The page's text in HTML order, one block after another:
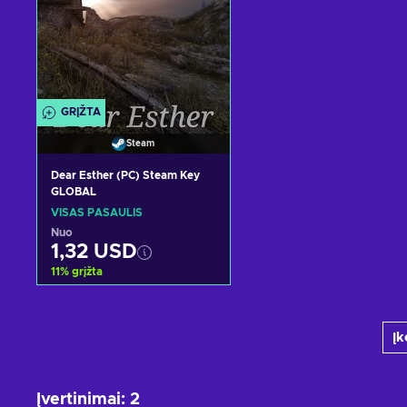
GRĮŽTA
Steam
Dear Esther (PC) Steam Key
GLOBAL
VISAS PASAULIS
Nuo
1,32 USD
11% grįžta
Įvertinimai: 2